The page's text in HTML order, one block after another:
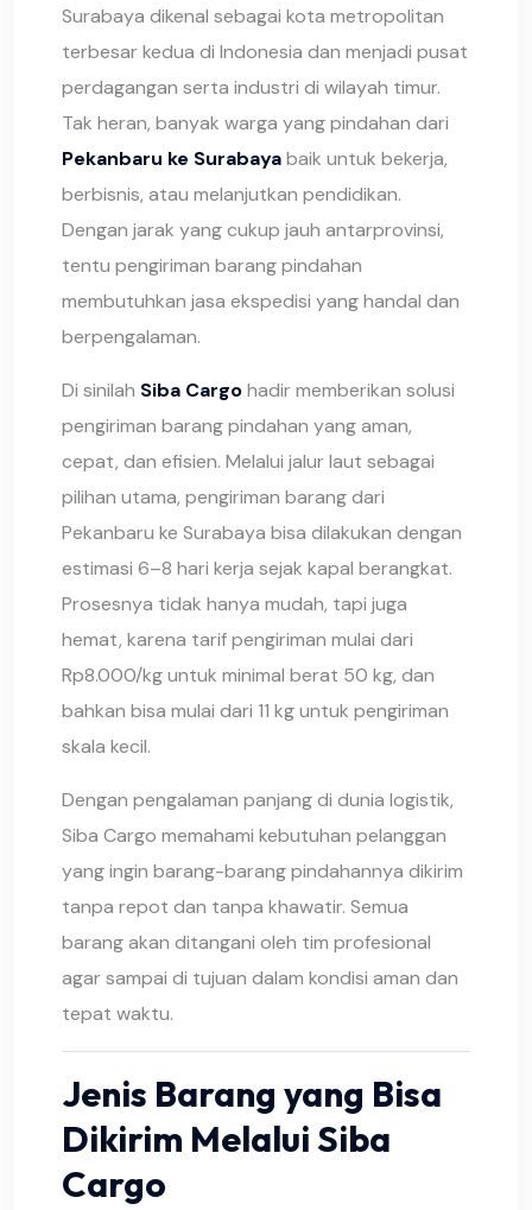
Surabaya dikenal sebagai kota metropolitan
terbesar kedua di Indonesia dan menjadi pusat
perdagangan serta industri di wilayah timur.
Tak heran, banyak warga yang pindahan dari
Pekanbaru ke Surabayabaik untuk bekerja,
berbisnis, atau melanjutkan pendidikan.
Dengan jarak yang cukup jauh antarprovinsi,
tentu pengiriman barang pindahan
membutuhkan jasa ekspedisi yang handal dan
berpengalaman.
Di sinilah Siba Cargohadir memberikan solusi
pengiriman barang pindahan yang aman,
cepat, dan efisien. Melalui jalur laut sebagai
pilihan utama, pengiriman barang dari
Pekanbaru ke Surabaya bisa dilakukan dengan
estimasi 6–8 hari kerja sejak kapal berangkat.
Prosesnya tidak hanya mudah, tapi juga
hemat, karena tarif pengiriman mulai dari
Rp8.000/kg untuk minimal berat 50 kg, dan
bahkan bisa mulai dari 11 kg untuk pengiriman
skala kecil.
Dengan pengalaman panjang di dunia logistik,
Siba Cargo memahami kebutuhan pelanggan
yang ingin barang-barang pindahannya dikirim
tanpa repot dan tanpa khawatir. Semua
barang akan ditangani oleh tim profesional
agar sampai di tujuan dalam kondisi aman dan
tepat waktu.
Jenis Barang yang Bisa
Dikirim Melalui Siba
Cargo